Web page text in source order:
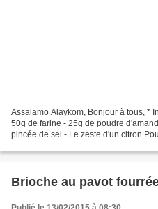
Assalamo Alaykom, Bonjour à tous, *
50g de farine - 25g de poudre
pincée de sel - Le zeste d'un citron
Brioche au pavot